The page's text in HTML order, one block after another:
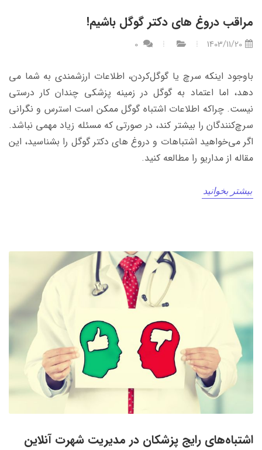
مراقب دروغ های دکتر گوگل باشیم!
1403/11/20
باوجود اینکه سرچ یا گوگل‌کردن، اطلاعات ارزشمندی به شما می
دهد، اما اعتماد به گوگل در زمینه پزشکی چندان کار درستی
نیست. چراکه اطلاعات اشتباه گوگل ممکن است استرس و نگرانی
سرچ‌کنندگان را بیشتر کند، در صورتی که مسئله زیاد مهمی نباشد.
اگر می‌خواهید اشتباهات و دروغ های دکتر گوگل را بشناسید، این
مقاله از مداریو را مطالعه کنید.
بیشتر بخوانید
اشتباه‌‌های رایج پزشکان در مدیریت شهرت آنلاین